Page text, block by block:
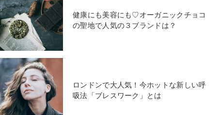
健康にも美容にも♡オーガニックチョコ
の聖地で人気の３ブランドは？
ロンドンで大人気！今ホットな新しい呼
吸法「ブレスワーク」とは